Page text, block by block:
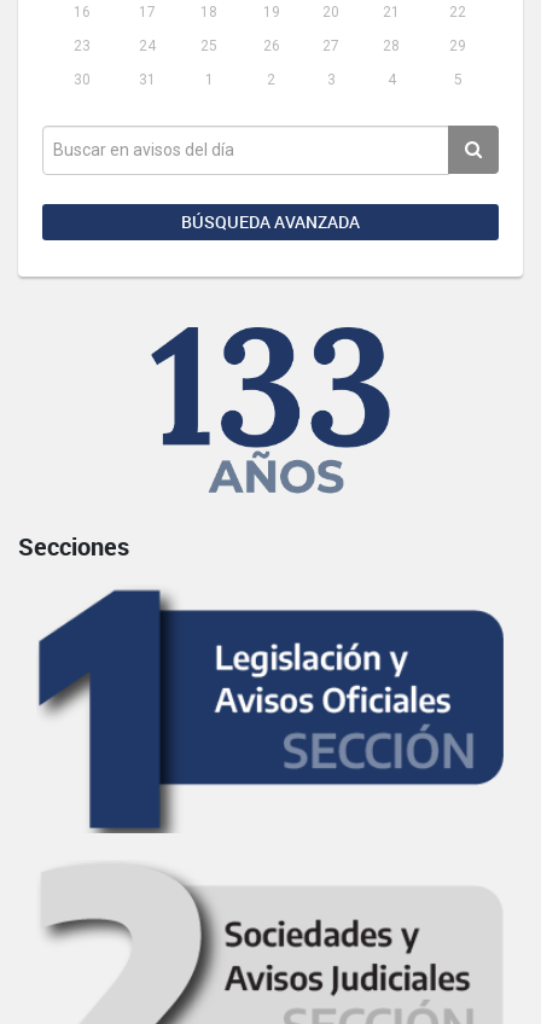
16
17 18 19 20 21
22
23
24 25 26 27 28
29
30
31 1 2 3 4 5
BÚSQUEDA AVANZADA
Secciones